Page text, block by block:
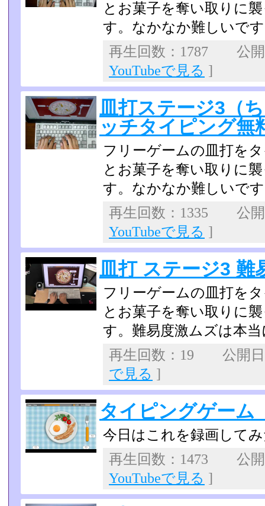
とお菓子を奪い取りに
す。なかなか難しいで
再生回数：1787 公
YouTubeで見る ]
皿打ステージ3（
ッチタイピング無
フリーゲームの皿打を
とお菓子を奪い取りに
す。なかなか難しいで
再生回数：1335 公
YouTubeで見る ]
皿打 ステージ3 難
フリーゲームの皿打を
とお菓子を奪い取りに
す。難易度激ムズは本
再生回数：19 公開
で見る ]
タイピングゲー
今日はこれを録画して
再生回数：1473 公
YouTubeで見る ]